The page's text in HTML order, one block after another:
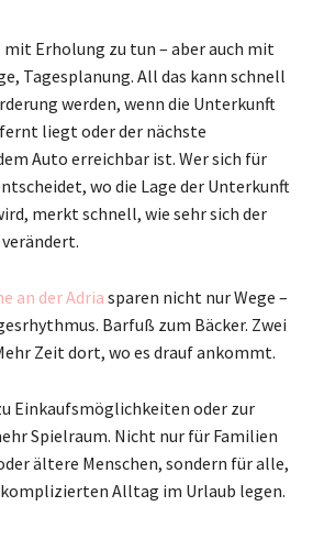
Erholung zu tun – aber auch mit
Tagesplanung. All das kann schnell
werden, wenn die Unterkunft
liegt oder der nächste
Auto erreichbar ist. Wer sich für
wo die Lage der Unterkunft
merkt schnell, wie sehr sich der
an der Adria sparen nicht nur Wege –
Barfuß zum Bäcker. Zwei
Zeit dort, wo es drauf ankommt.
Einkaufsmöglichkeiten oder zur
Spielraum. Nicht nur für Familien
ältere Menschen, sondern für alle,
Alltag im Urlaub legen.